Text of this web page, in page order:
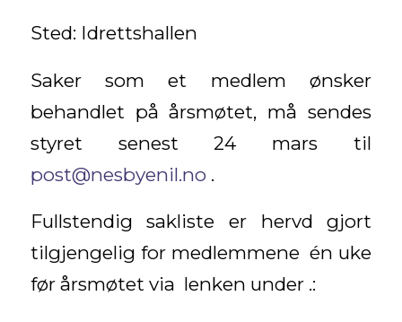
Sted: Idrettshallen
Saker som et medlem ønsker
behandlet på årsmøtet, må sendes
styret senest 24 mars til
post@nesbyenil.no .
Fullstendig sakliste er hervd gjort
tilgjengelig for medlemmene én uke
før årsmøtet via lenken under .: